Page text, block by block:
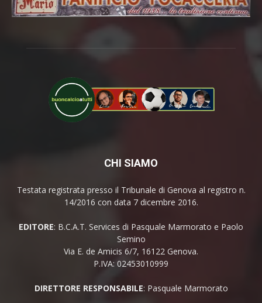
CHI SIAMO
Testata registrata presso il Tribunale di Genova al registro n.
14/2016 con data 7 dicembre 2016.
EDITORE: B.C.A.T. Services di Pasquale Marmorato e Paolo
Semino
Via E. de Amicis 6/7, 16122 Genova.
P.IVA: 02453010999
DIRETTORE RESPONSABILE: Pasquale Marmorato